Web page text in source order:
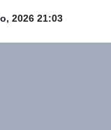
2026 21:03